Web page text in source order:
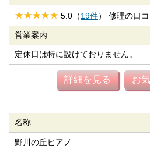
5.0（19件） 修理の口
営業案内
定休日は特に設けておりません。
詳細を見る お
名称
野川の丘ピアノ